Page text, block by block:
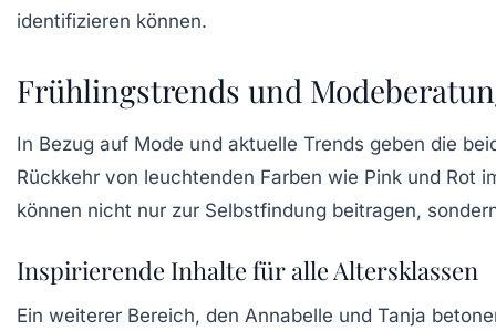
identifizieren können.
Frühlingstrends und
In Bezug auf Mode und aktuelle Trends geben die
Rückkehr von leuchtenden Farben wie Pink und Rot
können nicht nur zur Selbstfindung beitragen,
Inspirierende Inhalte für alle Altersklassen
Ein weiterer Bereich, den Annabelle und Tanja